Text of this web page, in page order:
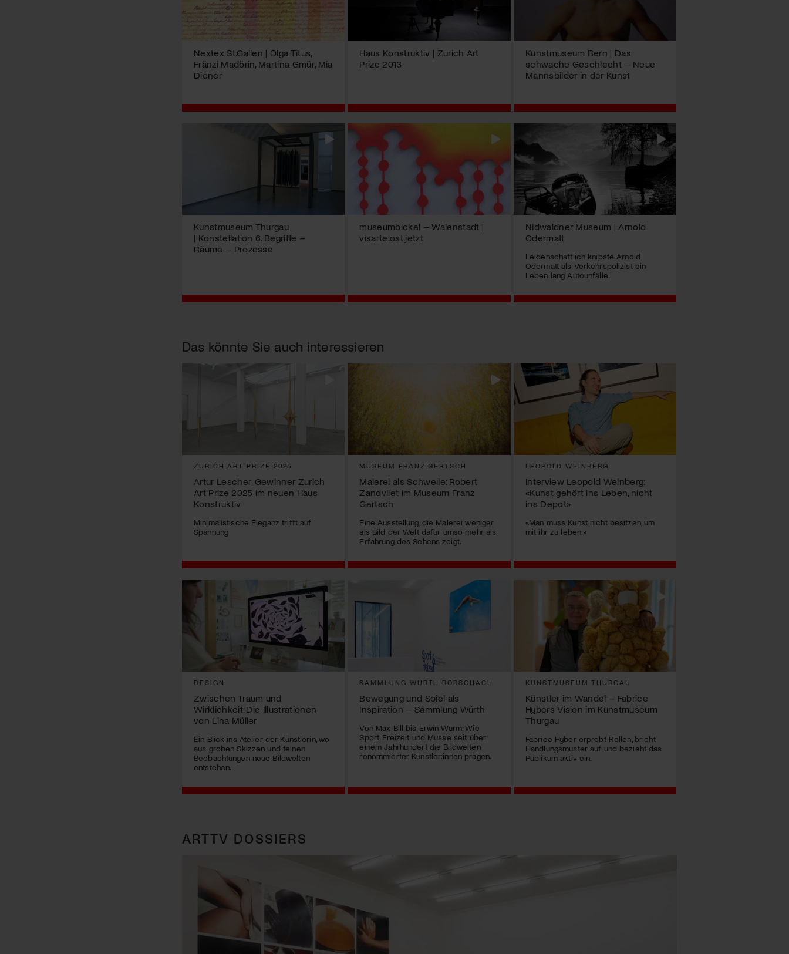
Nextex St.Gallen | Olga Titus,
Fränzi Madörin, Martina Gmür, Mia
Diener
Haus Konstruktiv | Zurich Art
Prize 2013
Kunstmuseum Bern | Das
schwache Geschlecht – Neue
Mannsbilder in der Kunst
Kunstmuseum Thurgau
| Konstellation 6. Begriffe –
Räume – Prozesse
museumbickel – Walenstadt |
visarte.ost.jetzt
Nidwaldner Museum | Arnold
Odermatt
Leidenschaftlich knipste Arnold
Odermatt als Verkehrspolizist ein
Leben lang Autounfälle.
Das könnte Sie auch interessieren
ZURICH ART PRIZE 2025
Artur Lescher, Gewinner Zurich
Art Prize 2025 im neuen Haus
Konstruktiv
Minimalistische Eleganz trifft auf
Spannung
MUSEUM FRANZ GERTSCH
Malerei als Schwelle: Robert
Zandvliet im Museum Franz
Gertsch
Eine Ausstellung, die Malerei weniger
als Bild der Welt dafür umso mehr als
Erfahrung des Sehens zeigt.
LEOPOLD WEINBERG
Interview Leopold Weinberg:
«Kunst gehört ins Leben, nicht
ins Depot»
«Man muss Kunst nicht besitzen, um
mit ihr zu leben.»
DESIGN
Zwischen Traum und
Wirklichkeit: Die Illustrationen
von Lina Müller
Ein Blick ins Atelier der Künstlerin, wo
aus groben Skizzen und feinen
Beobachtungen neue Bildwelten
entstehen.
SAMMLUNG WÜRTH RORSCHACH
Bewegung und Spiel als
Inspiration – Sammlung Würth
Von Max Bill bis Erwin Wurm: Wie
Sport, Freizeit und Musse seit über
einem Jahrhundert die Bildwelten
renommierter Künstler:innen prägen.
KUNSTMUSEUM THURGAU
Künstler im Wandel – Fabrice
Hybers Vision im Kunstmuseum
Thurgau
Fabrice Hyber erprobt Rollen, bricht
Handlungsmuster auf und bezieht das
Publikum aktiv ein.
ARTTV DOSSIERS